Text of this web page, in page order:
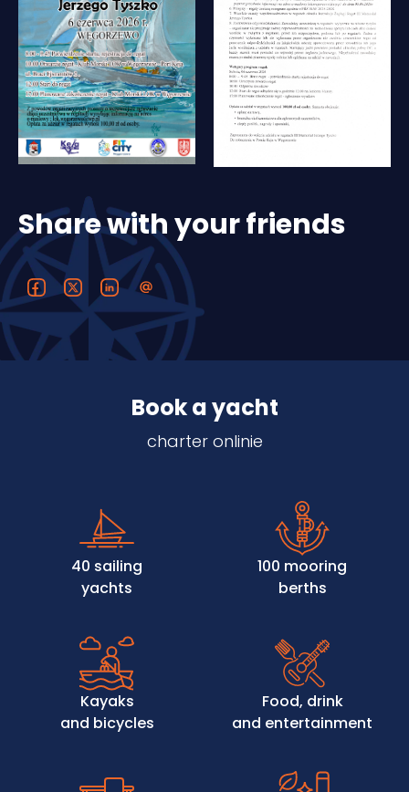
Share with your friends
Book a yacht
charter onlinie
40 sailing
yachts
100 mooring
berths
Kayaks
and bicycles
Food, drink
and entertainment